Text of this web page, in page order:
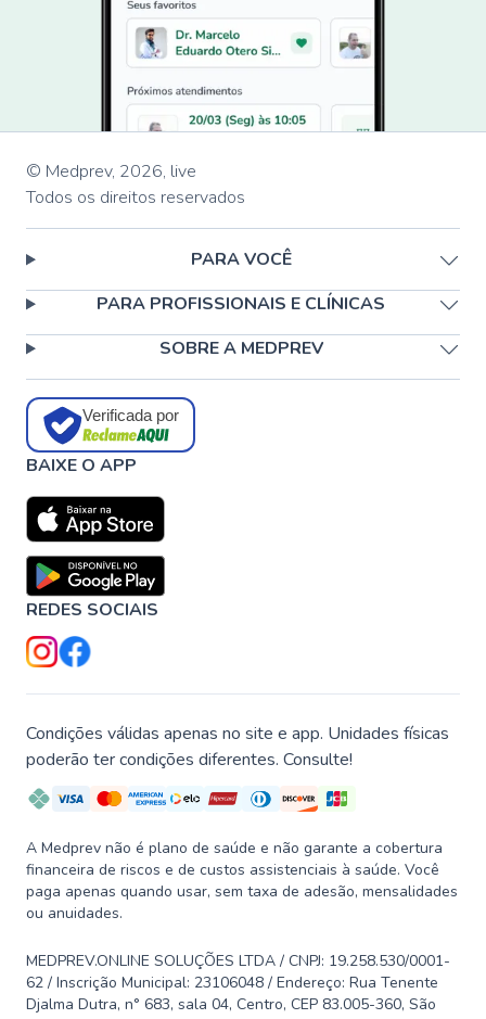
© Medprev, 2026, live
Todos os direitos reservados
PARA VOCÊ
PARA PROFISSIONAIS E CLÍNICAS
SOBRE A MEDPREV
Verificada por
BAIXE O APP
REDES SOCIAIS
Condições válidas apenas no site e app. Unidades físicas
poderão ter condições diferentes. Consulte!
A Medprev não é plano de saúde e não garante a cobertura
financeira de riscos e de custos assistenciais à saúde. Você
paga apenas quando usar, sem taxa de adesão, mensalidades
ou anuidades.
MEDPREV.ONLINE SOLUÇÕES LTDA / CNPJ: 19.258.530/0001-
62 / Inscrição Municipal: 23106048 / Endereço: Rua Tenente
Djalma Dutra, n° 683, sala 04, Centro, CEP 83.005-360, São